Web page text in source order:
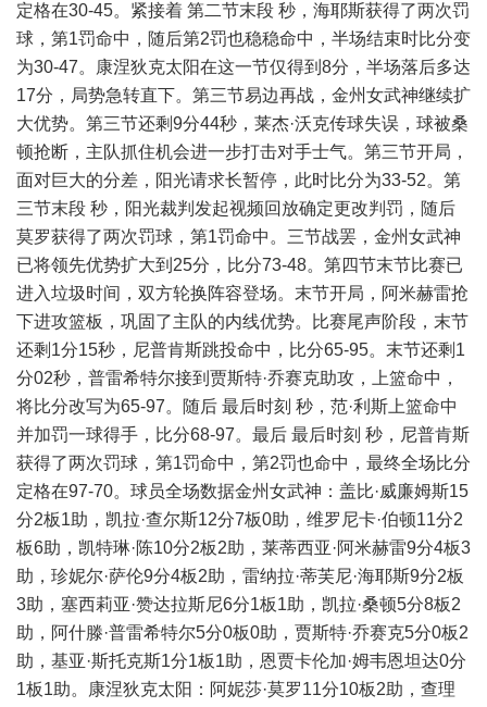
定格在30-45。紧接着 第二节末段 秒，海耶斯获得了两次罚
球，第1罚命中，随后第2罚也稳稳命中，半场结束时比分变
为30-47。康涅狄克太阳在这一节仅得到8分，半场落后多达
17分，局势急转直下。第三节易边再战，金州女武神继续扩
大优势。第三节还剩9分44秒，莱杰·沃克传球失误，球被桑
顿抢断，主队抓住机会进一步打击对手士气。第三节开局，
面对巨大的分差，阳光请求长暂停，此时比分为33-52。第
三节末段 秒，阳光裁判发起视频回放确定更改判罚，随后
莫罗获得了两次罚球，第1罚命中。三节战罢，金州女武神
已将领先优势扩大到25分，比分73-48。第四节末节比赛已
进入垃圾时间，双方轮换阵容登场。末节开局，阿米赫雷抢
下进攻篮板，巩固了主队的内线优势。比赛尾声阶段，末节
还剩1分15秒，尼普肯斯跳投命中，比分65-95。末节还剩1
分02秒，普雷希特尔接到贾斯特·乔赛克助攻，上篮命中，
将比分改写为65-97。随后 最后时刻 秒，范·利斯上篮命中
并加罚一球得手，比分68-97。最后 最后时刻 秒，尼普肯斯
获得了两次罚球，第1罚命中，第2罚也命中，最终全场比分
定格在97-70。球员全场数据金州女武神：盖比·威廉姆斯15
分2板1助，凯拉·查尔斯12分7板0助，维罗尼卡·伯顿11分2
板6助，凯特琳·陈10分2板2助，莱蒂西亚·阿米赫雷9分4板3
助，珍妮尔·萨伦9分4板2助，雷纳拉·蒂芙尼·海耶斯9分2板
3助，塞西莉亚·赞达拉斯尼6分1板1助，凯拉·桑顿5分8板2
助，阿什滕·普雷希特尔5分0板0助，贾斯特·乔赛克5分0板2
助，基亚·斯托克斯1分1板1助，恩贾卡伦加·姆韦恩坦达0分
1板1助。康涅狄克太阳：阿妮莎·莫罗11分10板2助，查理